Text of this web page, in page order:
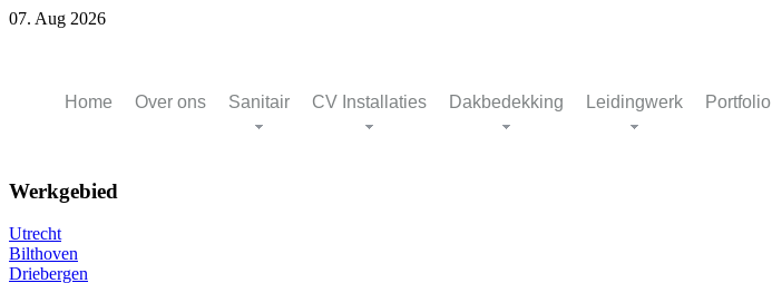
07. Aug 2026
Home Over ons Sanitair CV Installaties Dakbedekking Leidingwerk Portfolio
Werkgebied
Utrecht
Bilthoven
Driebergen